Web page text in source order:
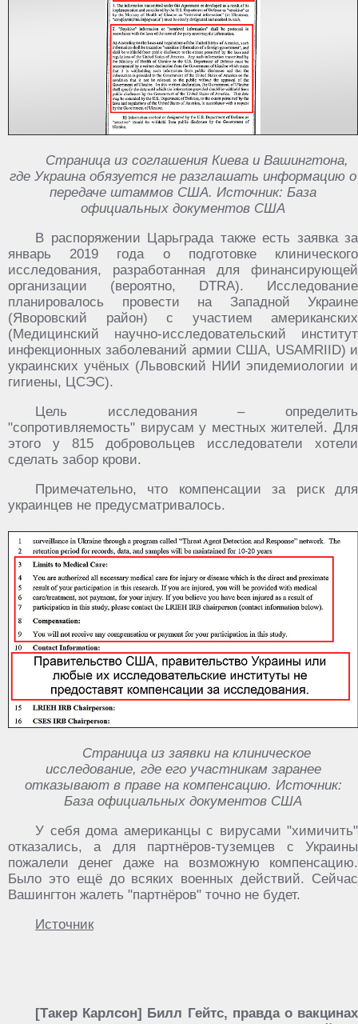
Страница из соглашения Киева и Вашингтона,
где Украина обязуется не разглашать информацию о
передаче штаммов США. Источник: База
официальных документов США
В распоряжении Царьграда также есть заявка за
январь 2019 года о подготовке клинического
исследования, разработанная для финансирующей
организации (вероятно, DTRA). Исследование
планировалось провести на Западной Украине
(Яворовский район) с участием американских
(Медицинский научно-исследовательский институт
инфекционных заболеваний армии США, USAMRIID) и
украинских учёных (Львовский НИИ эпидемиологии и
гигиены, ЦСЭС).
Цель исследования – определить
"сопротивляемость" вирусам у местных жителей. Для
этого у 815 добровольцев исследователи хотели
сделать забор крови.
Примечательно, что компенсации за риск для
украинцев не предусматривалось.
Страница из заявки на клиническое
исследование, где его участникам заранее
отказывают в праве на компенсацию. Источник:
База официальных документов США
У себя дома американцы с вирусами "химичить"
отказались, а для партнёров-туземцев с Украины
пожалели денег даже на возможную компенсацию.
Было это ещё до всяких военных действий. Сейчас
Вашингтон жалеть "партнёров" точно не будет.
Источник
[Такер Карлсон] Билл Гейтс, правда о вакцинах